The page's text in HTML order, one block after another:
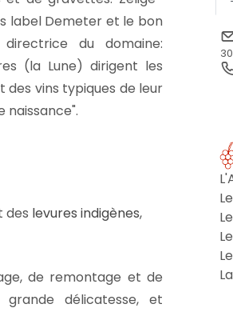
label Demeter et le bon
du domaine:
(la Lune) dirigent les
des vins typiques de leur
naissance".
des levures indigènes,
de remontage et de
délicatesse, et